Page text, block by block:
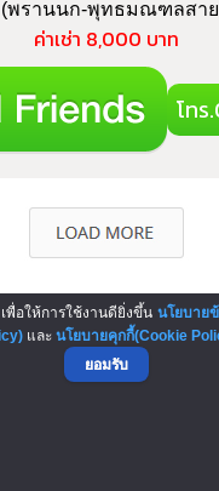
พรานนก-พุทธมณฑลสาย
ค่าเช่า 8,000 บาท
โท
▲ GO TO TOP
พื่อให้การใช้งานดียิ่งขึ้น นโยบาย
และ นโยบายคุกกี้(Cookie
ยอมรับ